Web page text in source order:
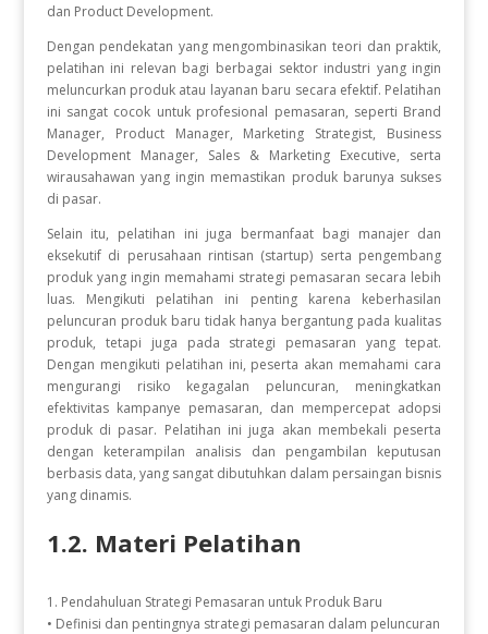
dan Product Development.
Dengan pendekatan yang mengombinasikan teori dan praktik,
pelatihan ini relevan bagi berbagai sektor industri yang ingin
meluncurkan produk atau layanan baru secara efektif. Pelatihan
ini sangat cocok untuk profesional pemasaran, seperti Brand
Manager, Product Manager, Marketing Strategist, Business
Development Manager, Sales & Marketing Executive, serta
wirausahawan yang ingin memastikan produk barunya sukses
di pasar.
Selain itu, pelatihan ini juga bermanfaat bagi manajer dan
eksekutif di perusahaan rintisan (startup) serta pengembang
produk yang ingin memahami strategi pemasaran secara lebih
luas. Mengikuti pelatihan ini penting karena keberhasilan
peluncuran produk baru tidak hanya bergantung pada kualitas
produk, tetapi juga pada strategi pemasaran yang tepat.
Dengan mengikuti pelatihan ini, peserta akan memahami cara
mengurangi risiko kegagalan peluncuran, meningkatkan
efektivitas kampanye pemasaran, dan mempercepat adopsi
produk di pasar. Pelatihan ini juga akan membekali peserta
dengan keterampilan analisis dan pengambilan keputusan
berbasis data, yang sangat dibutuhkan dalam persaingan bisnis
yang dinamis.
1.2. Materi Pelatihan
1. Pendahuluan Strategi Pemasaran untuk Produk Baru
• Definisi dan pentingnya strategi pemasaran dalam peluncuran